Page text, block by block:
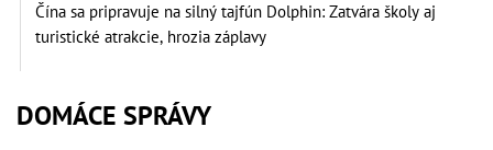
Čína sa pripravuje na silný tajfún Dolphin: Zatvára školy aj
turistické atrakcie, hrozia záplavy
DOMÁCE SPRÁVY